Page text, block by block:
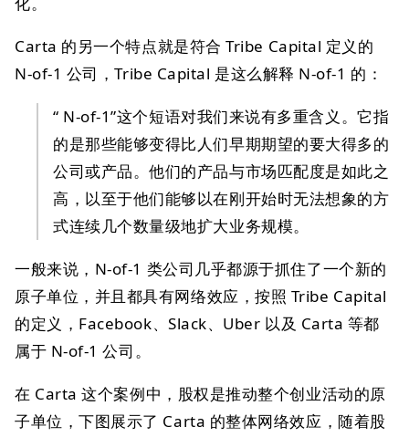
Carta 的另一个特点就是符合 Tribe Capital 定义的
N-of-1 公司，Tribe Capital 是这么解释 N-of-1 的：
“ N-of-1”这个短语对我们来说有多重含义。它指
的是那些能够变得比人们早期期望的要大得多的
公司或产品。他们的产品与市场匹配度是如此之
高，以至于他们能够以在刚开始时无法想象的方
式连续几个数量级地扩大业务规模。
一般来说，N-of-1 类公司几乎都源于抓住了一个新的
原子单位，并且都具有网络效应，按照 Tribe Capital
的定义，Facebook、Slack、Uber 以及 Carta 等都
属于 N-of-1 公司。
在 Carta 这个案例中，股权是推动整个创业活动的原
子单位，下图展示了 Carta 的整体网络效应，随着股